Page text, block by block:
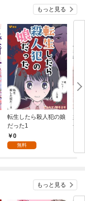
もっと見る
転生したら殺人犯の娘
だった1
0
無料
姉
冊
もっと見る